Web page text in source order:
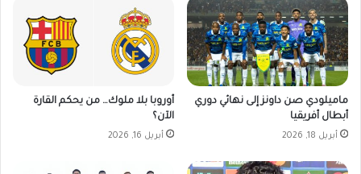
ا
ل
ث
ل
ا
ث
ا
ء
9
ب
ر
2
0
2
4
م
ماميلودي صن داونز إلى نهائي دوري
أبطال أفريقيا
أبريل 18, 2026
أوروبا بلا ملوك… من يحكم القارة
الآن؟
أبريل 16, 2026